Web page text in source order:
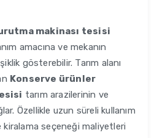
makinası tesisi
amacına ve mekanın
gösterebilir. Tarım alanı
Konserve ürünler
tarım arazilerinin ve
Özellikle uzun süreli kullanım
seçeneği maliyetleri